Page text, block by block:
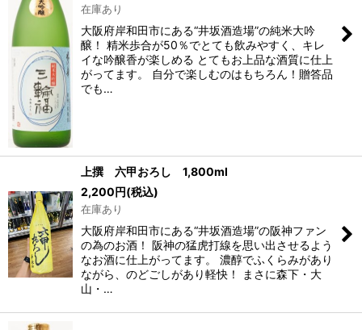
在庫あり
大阪府岸和田市にある“井坂酒造場”の純米大吟
醸！ 精米歩合が50％でとても飲みやすく、キレ
イな吟醸香が楽しめる とてもお上品な酒質に仕上
がってます。 自分で楽しむのはもちろん！贈答品
でも…
上撰 六甲おろし 1,800ml
2,200円(税込)
在庫あり
大阪府岸和田市にある“井坂酒造場”の阪神ファン
の為のお酒！ 阪神の猛虎打線を思い出させるよう
なお酒に仕上がってます。 濃醇でふくらみがあり
ながら、のどごしがあり軽快！ まさに森下・大
山・…